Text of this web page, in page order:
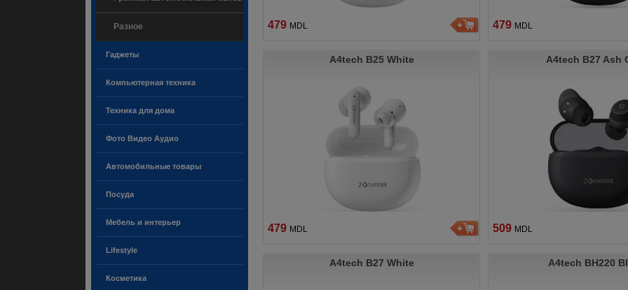
Разное
Гаджеты
Компьютерная техника
Техника для дома
Фото Видео Аудио
Автомобильные товары
Посуда
Мебель и интерьер
Lifestyle
Косметика
479 MDL 479 MDL
A4tech B25 White
479 MDL
A4tech B27 Ash
509 MDL
A4tech B27 White A4tech BH220